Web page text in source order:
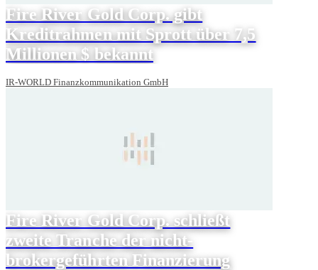
Fire River Gold Corp. gibt
Kreditrahmen mit Sprott über 7,5
Millionen $ bekannt
IR-WORLD Finanzkommunikation GmbH
Fire River Gold Corp. schließt
zweite Tranche der nicht-
brokergeführten Finanzierung